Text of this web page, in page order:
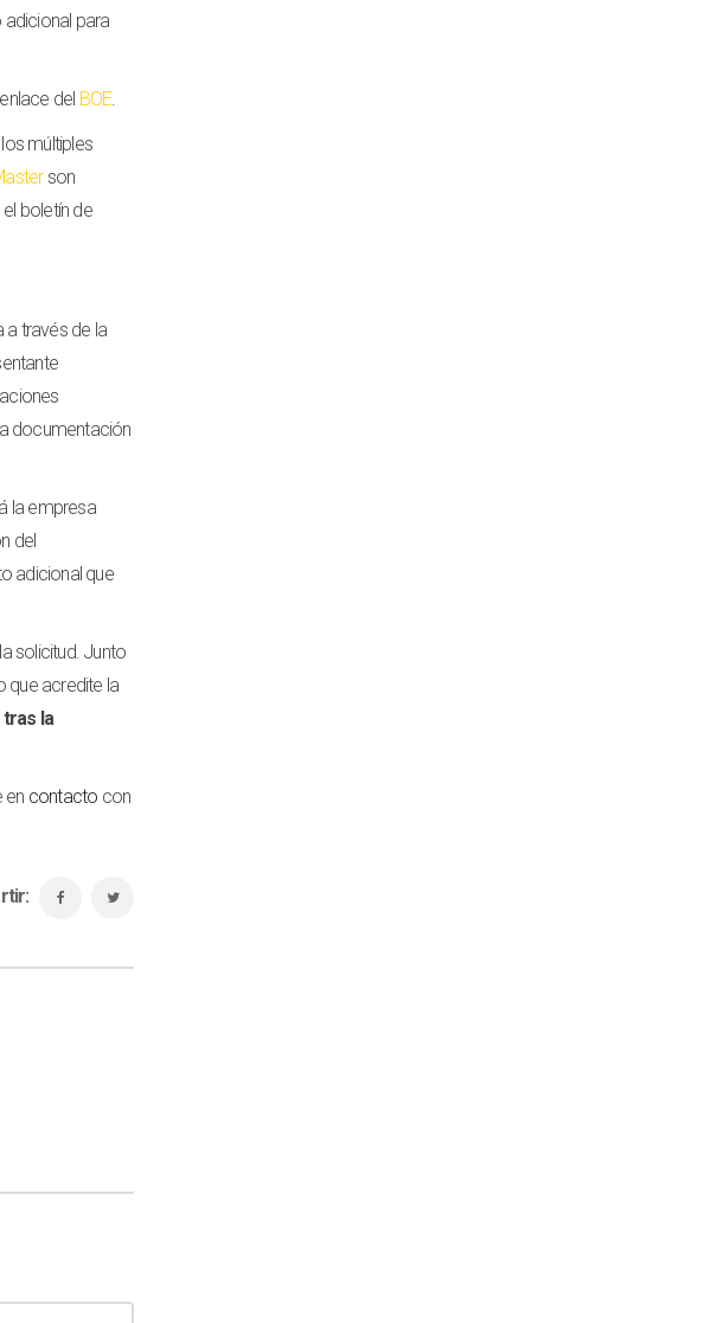
adicional para
del BOE
múltiples
son
boletín de
a través de la
documentación
la empresa
del
adicional que
solicitud. Junto
que acredite la
tras la
en contacto con